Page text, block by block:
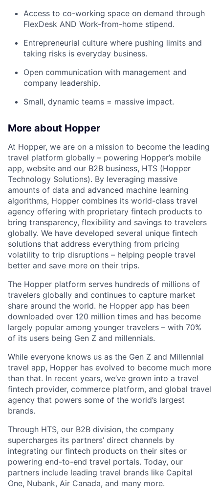
Access to co-working space on demand through
FlexDesk AND Work-from-home stipend.
Entrepreneurial culture where pushing limits and
taking risks is everyday business.
Open communication with management and
company leadership.
Small, dynamic teams = massive impact.
More about Hopper
At Hopper, we are on a mission to become the leading
travel platform globally – powering Hopper’s mobile
app, website and our B2B business, HTS (Hopper
Technology Solutions). By leveraging massive
amounts of data and advanced machine learning
algorithms, Hopper combines its world-class travel
agency offering with proprietary fintech products to
bring transparency, flexibility and savings to travelers
globally. We have developed several unique fintech
solutions that address everything from pricing
volatility to trip disruptions – helping people travel
better and save more on their trips.
The Hopper platform serves hundreds of millions of
travelers globally and continues to capture market
share around the world. he Hopper app has been
downloaded over 120 million times and has become
largely popular among younger travelers – with 70%
of its users being Gen Z and millennials.
While everyone knows us as the Gen Z and Millennial
travel app, Hopper has evolved to become much more
than that. In recent years, we’ve grown into a travel
fintech provider, commerce platform, and global travel
agency that powers some of the world’s largest
brands.
Through HTS, our B2B division, the company
supercharges its partners’ direct channels by
integrating our fintech products on their sites or
powering end-to-end travel portals. Today, our
partners include leading travel brands like Capital
One, Nubank, Air Canada, and many more.